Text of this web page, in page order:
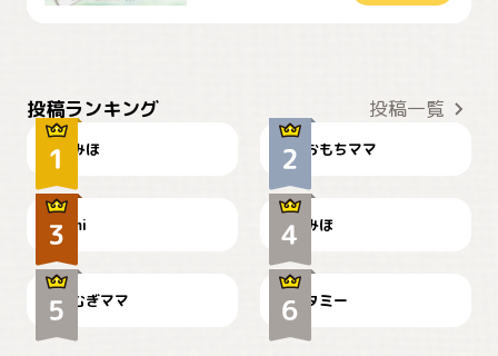
投稿ランキング 投稿一覧
みほ おもちママ
可愛い？
mi
見てるぞぉ
みほ
🌻とむぎ！
むぎママ
ドーベルマンのお友達邸に
て
タミー